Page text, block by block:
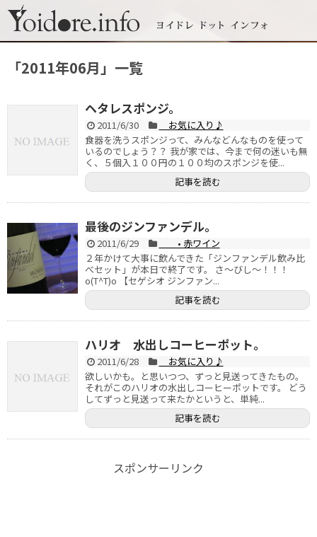
「2011年06月」 一覧
ヘタレスポンジ。
2011/6/30
お気に入り♪
食器を洗うスポンジって、みんなどんなものを使って
いるのでしょう？？ 我が家では、今まで何の迷いも無
く、５個入１００円の１００均のスポンジを使...
記事を読む
最後のジンファンデル。
2011/6/29
• 赤ワイン
２年かけて大事に飲んできた「ジンファンデル飲み比
べセット」が本日で終了です。 さ～びし～！！！
o(T^T)o 【セゲシオ ジンファン...
記事を読む
ハリオ 水出しコーヒーポット。
2011/6/28
お気に入り♪
欲しいかも。と思いつつ、ずっと見送ってきたもの。
それがこのハリオの水出しコーヒーポットです。 どう
してずっと見送って来たかというと、単純...
記事を読む
スポンサーリンク